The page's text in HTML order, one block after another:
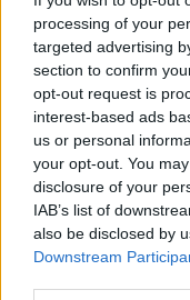
processing of your
targeted advertising
section to confirm
opt-out request is
interest-based ads
us or personal
your opt-out. You
disclosure of your
IAB’s list of
also be disclosed by
Downstream
SANSEPOLCRO —
l'attenzione di
verso il territorio umbro.
Il treno in questione va
intermedia a Città di
disturbi psichici,
una visita medica, è
verso l'umbria.